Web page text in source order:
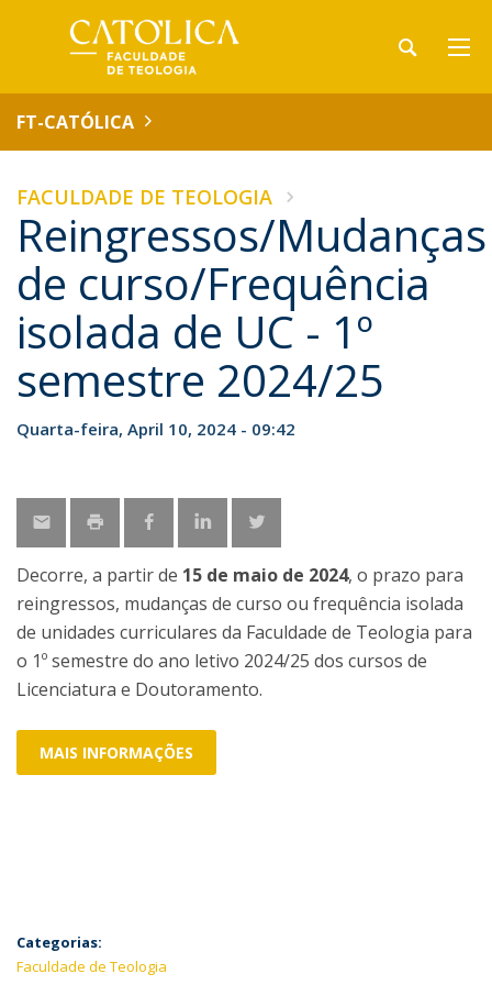
FT-CATÓLICA
FACULDADE DE TEOLOGIA
Reingressos/Mudanças
de curso/Frequência
isolada de UC - 1º
semestre 2024/25
Quarta-feira, April 10, 2024 - 09:42
Decorre, a partir de 15 de maio de 2024, o prazo para
reingressos, mudanças de curso ou frequência isolada
de unidades curriculares da Faculdade de Teologia para
o 1º semestre do ano letivo 2024/25 dos cursos de
Licenciatura e Doutoramento.
MAIS INFORMAÇÕES
Categorias:
Faculdade de Teologia